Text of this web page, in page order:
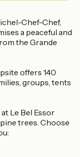
Chef-Chef,
a peaceful and
the Grande
offers 140
groups, tents
Le Bel Essor
trees. Choose